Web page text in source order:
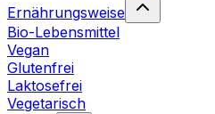
Ernährungsweise
Bio-Lebensmittel
Vegan
Glutenfrei
Laktosefrei
Vegetarisch